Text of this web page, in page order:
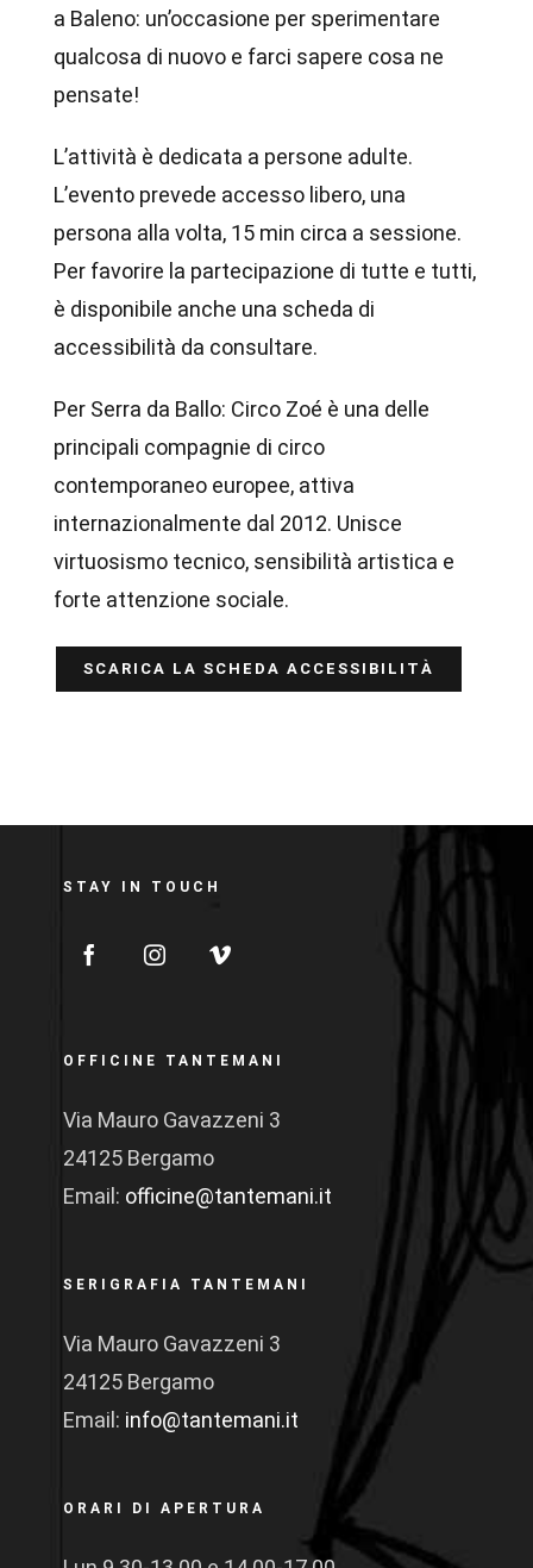
a Baleno: un’occasione per sperimentare
qualcosa di nuovo e farci sapere cosa ne
pensate!
L’attività è dedicata a persone adulte.
L’evento prevede accesso libero, una
persona alla volta, 15 min circa a sessione.
Per favorire la partecipazione di tutte e tutti,
è disponibile anche una scheda di
accessibilità da consultare.
Per Serra da Ballo: Circo Zoé è una delle
principali compagnie di circo
contemporaneo europee, attiva
internazionalmente dal 2012. Unisce
virtuosismo tecnico, sensibilità artistica e
forte attenzione sociale.
SCARICA LA SCHEDA ACCESSIBILITÀ
STAY IN TOUCH
OFFICINE TANTEMANI
Via Mauro Gavazzeni 3
24125 Bergamo
Email: officine@tantemani.it
SERIGRAFIA TANTEMANI
Via Mauro Gavazzeni 3
24125 Bergamo
Email: info@tantemani.it
ORARI DI APERTURA